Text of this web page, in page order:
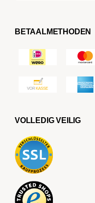
BETAALMETHODEN
VOLLEDIG VEILIG